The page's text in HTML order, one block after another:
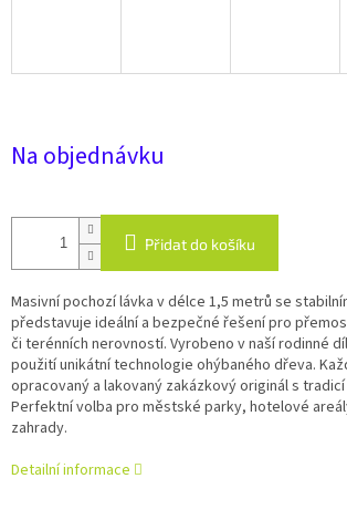
Na objednávku
Přidat do košíku
Masivní pochozí lávka v délce 1,5 metrů se
představuje ideální a bezpečné řešení pro
či terénních nerovností. Vyrobeno v naší rodinné
použití unikátní technologie ohýbaného dřeva.
opracovaný a lakovaný zakázkový originál s
Perfektní volba pro městské parky, hotelové
zahrady.
Detailní informace